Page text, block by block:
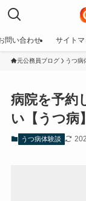
問い合わせ サイト
元公務員ブログ うつ病
病院を予約
い【うつ病】
うつ病体験談